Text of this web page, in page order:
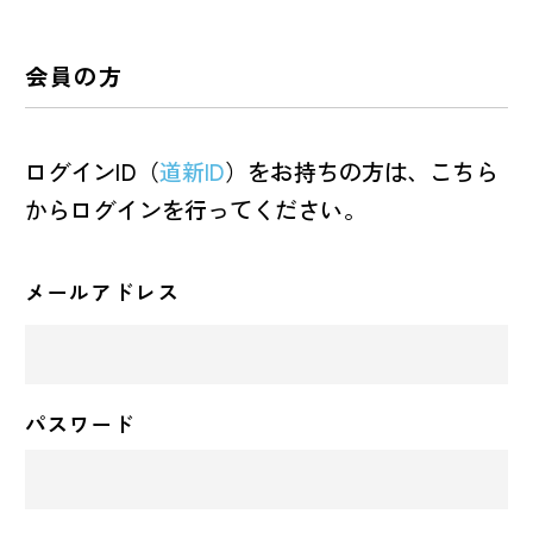
会員の方
ログインID（道新ID）をお持ちの方は、こちら
からログインを行ってください。
メールアドレス
パスワード